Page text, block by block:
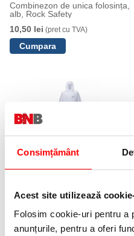
Consimțământ
Acest site utilizează
Folosim cookie-uri pentru a
anunțurile, pentru a oferi
Combinezon de unica folosința,
alb, Rock Safety
10,50 lei (pret cu TVA)
Salopeta cu gluga si fermoar, tip
18,00 lei